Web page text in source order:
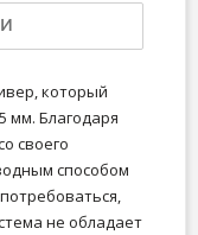
который
мм. Благодаря
своего
способом
не обладает